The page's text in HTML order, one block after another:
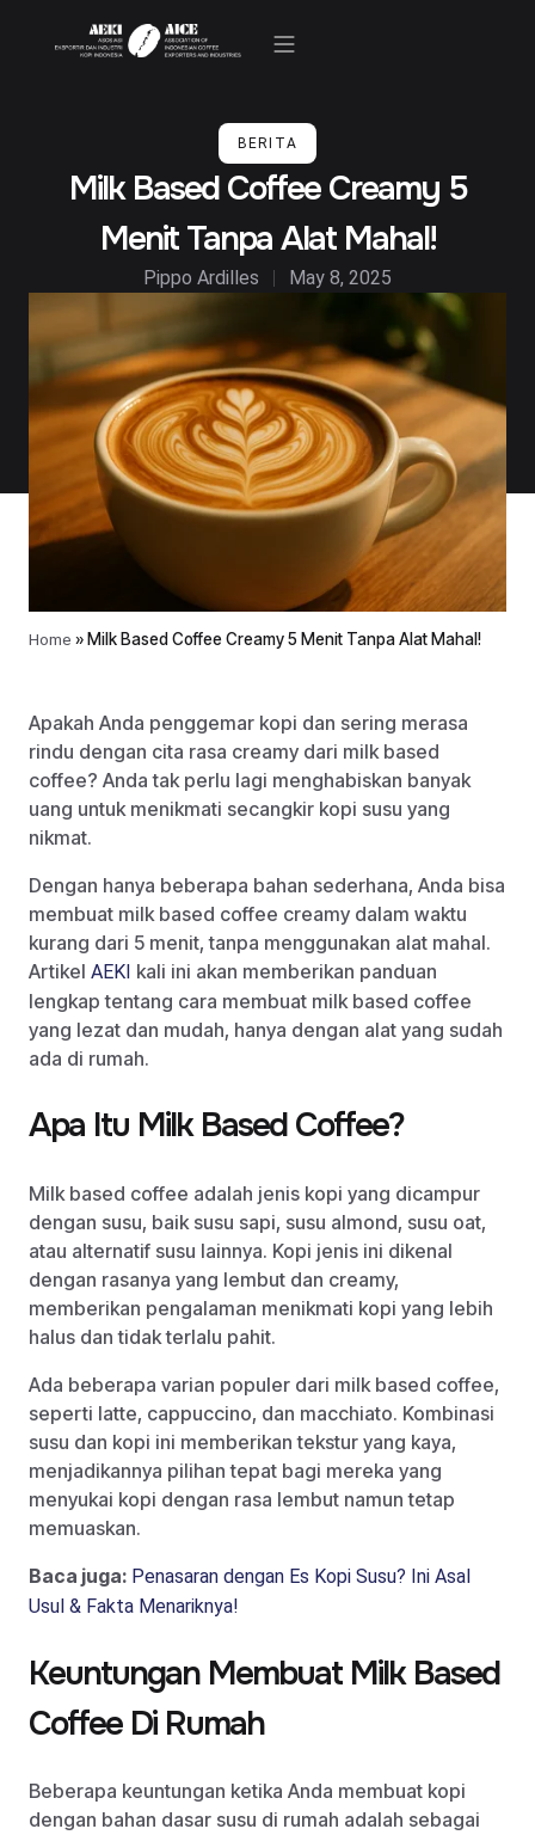
BERITA
Milk Based Coffee Creamy 5
Menit Tanpa Alat Mahal!
Pippo Ardilles May 8, 2025
Home » Milk Based Coffee Creamy 5 Menit Tanpa Alat Mahal!
Apakah Anda penggemar kopi dan sering merasa
rindu dengan cita rasa creamy dari milk based
coffee? Anda tak perlu lagi menghabiskan banyak
uang untuk menikmati secangkir kopi susu yang
nikmat.
Dengan hanya beberapa bahan sederhana, Anda bisa
membuat milk based coffee creamy dalam waktu
kurang dari 5 menit, tanpa menggunakan alat mahal.
Artikel AEKI kali ini akan memberikan panduan
lengkap tentang cara membuat milk based coffee
yang lezat dan mudah, hanya dengan alat yang sudah
ada di rumah.
Apa Itu Milk Based Coffee?
Milk based coffee adalah jenis kopi yang dicampur
dengan susu, baik susu sapi, susu almond, susu oat,
atau alternatif susu lainnya. Kopi jenis ini dikenal
dengan rasanya yang lembut dan creamy,
memberikan pengalaman menikmati kopi yang lebih
halus dan tidak terlalu pahit.
Ada beberapa varian populer dari milk based coffee,
seperti latte, cappuccino, dan macchiato. Kombinasi
susu dan kopi ini memberikan tekstur yang kaya,
menjadikannya pilihan tepat bagi mereka yang
menyukai kopi dengan rasa lembut namun tetap
memuaskan.
Baca juga: Penasaran dengan Es Kopi Susu? Ini Asal
Usul & Fakta Menariknya!
Keuntungan Membuat Milk Based
Coffee Di Rumah
Beberapa keuntungan ketika Anda membuat kopi
dengan bahan dasar susu di rumah adalah sebagai